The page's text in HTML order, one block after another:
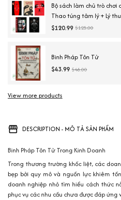
Bộ sách làm chủ trò chơi
Thao túng tâm lý + Lý
chơi + 48 nguyên tắc chủ
binh pháp
$120.99 $125.00
Binh Pháp Tôn Tử
$43.99 $48.00
View more products
DESCRIPTION - MÔ TẢ SẢN PHẨM
Binh Pháp Tôn Tử Trong Kinh Doanh
Trong thương trường khốc liệt, các
bẹp bởi quy mô và nguồn lực khiêm
doanh nghiệp nhỏ tìm hiểu cách thức
phục vụ các nhu cầu chưa được đáp ứng